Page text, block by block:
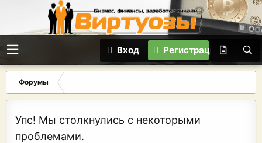
Вход Регистрация
Форумы
Упс! Мы столкнулись с некоторыми
проблемами.